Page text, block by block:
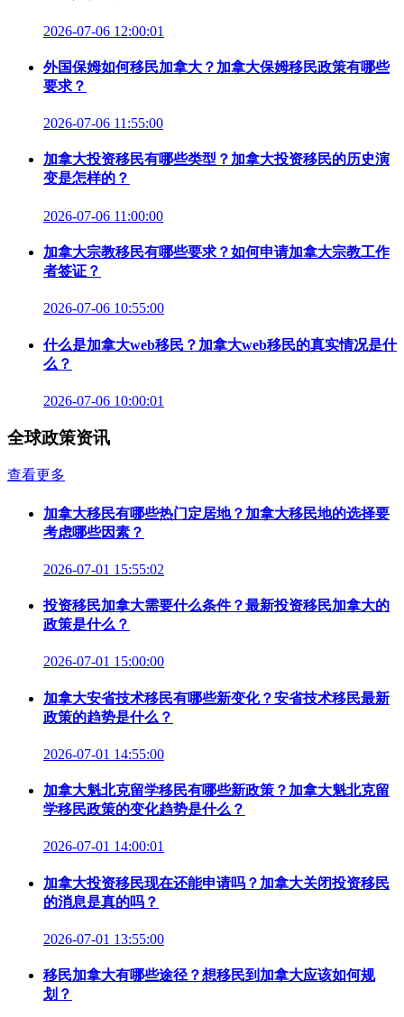
2026-07-06 12:00:01
外国保姆如何移民加拿大？加拿大保姆移民政策有哪些
要求？
2026-07-06 11:55:00
加拿大投资移民有哪些类型？加拿大投资移民的历史演
变是怎样的？
2026-07-06 11:00:00
加拿大宗教移民有哪些要求？如何申请加拿大宗教工作
者签证？
2026-07-06 10:55:00
什么是加拿大web移民？加拿大web移民的真实情况是什
么？
2026-07-06 10:00:01
全球政策资讯
查看更多
加拿大移民有哪些热门定居地？加拿大移民地的选择要
考虑哪些因素？
2026-07-01 15:55:02
投资移民加拿大需要什么条件？最新投资移民加拿大的
政策是什么？
2026-07-01 15:00:00
加拿大安省技术移民有哪些新变化？安省技术移民最新
政策的趋势是什么？
2026-07-01 14:55:00
加拿大魁北克留学移民有哪些新政策？加拿大魁北克留
学移民政策的变化趋势是什么？
2026-07-01 14:00:01
加拿大投资移民现在还能申请吗？加拿大关闭投资移民
的消息是真的吗？
2026-07-01 13:55:00
移民加拿大有哪些途径？想移民到加拿大应该如何规
划？